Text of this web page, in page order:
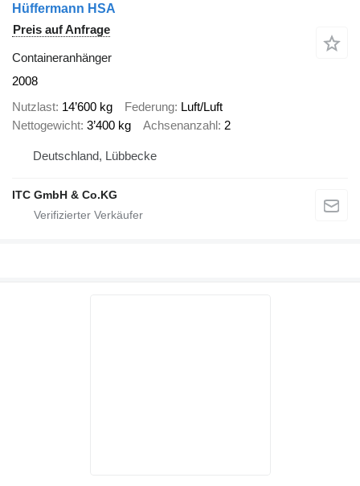
Hüffermann HSA
Preis auf Anfrage
Containeranhänger
2008
Nutzlast 14’600 kg Federung Luft/Luft
Nettogewicht 3’400 kg Achsenanzahl 2
Deutschland, Lübbecke
ITC GmbH & Co.KG